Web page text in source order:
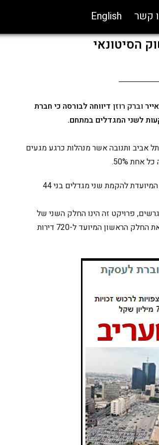
קשר English
הסיטונאי
וברק רוזן דיווחה לבורסה כי חברת
לשני המגדלים במתחם.
אביב ותנובה אשר מנהלות כרגע מגעים
50%.
עוד דווח בגלובס כי חברת קנדה ישראל הינה במגעים לרכישת הקרקע המיועדת להקמת שני מגדלים בני 44
רכישת המגרשים, פרויקט זה הינו החלק השני של
השוק הסיטונאי בקרן הרחובות קרליבך, החשמונאים ודרך בגין, כאשר את החלק הראשון המיועד ל-720 דירות